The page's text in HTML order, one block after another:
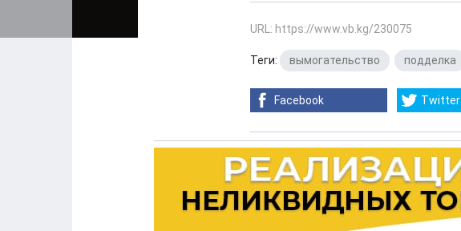
URL: https://www.vb.kg/230075
Теги: вымогательство подделка
Facebook Twitter